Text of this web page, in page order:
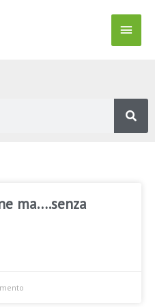
Menu
ma….senza